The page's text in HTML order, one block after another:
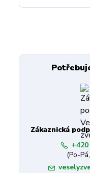
Zákaznická
(Po-